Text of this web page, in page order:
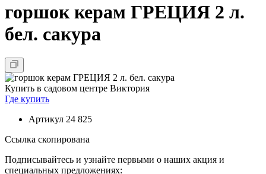
горшок керам ГРЕЦИЯ 2 л.
бел. сакура
Купить в садовом центре Виктория
Где купить
Артикул 24 825
Ссылка скопирована
Подписывайтесь и узнайте первыми о наших акция и
специальных предложениях: